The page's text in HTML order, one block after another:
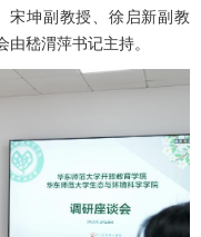
宋坤副教授、徐启新副教
嵇渭萍书记主持。